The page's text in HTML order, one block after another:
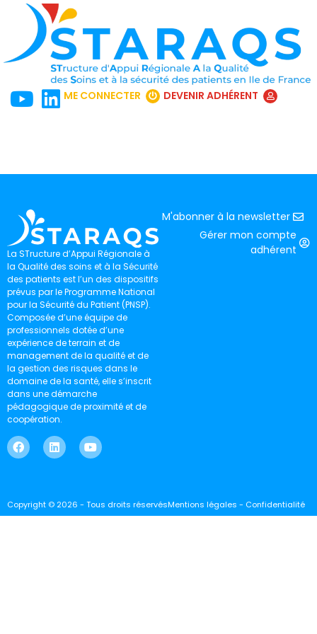
ME CONNECTER DEVENIR ADHÉRENT
La STructure d’Appui Régionale à
la Qualité des soins et à la Sécurité
des patients est l’un des dispositifs
prévus par le Programme National
pour la Sécurité du Patient (PNSP).
Composée d’une équipe de
professionnels dotée d’une
expérience de terrain et de
management de la qualité et de
la gestion des risques dans le
domaine de la santé, elle s’inscrit
dans une démarche
pédagogique de proximité et de
coopération.
M'abonner à la newsletter
Gérer mon compte
adhérent
Copyright © 2026 - Tous droits réservésMentions légales - Confidentialité